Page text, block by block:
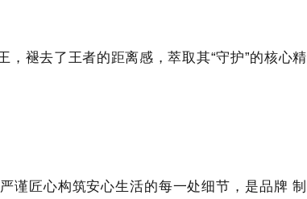
，褪去了王者的距离感，萃取其“守护”的核心精
谨匠心构筑安心生活的每一处细节，是品牌 制